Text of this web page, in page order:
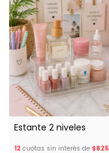
Estante 2 niveles
12 cuotas sin interés de $825